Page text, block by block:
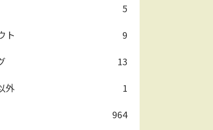
5
ト
9
13
外
1
964